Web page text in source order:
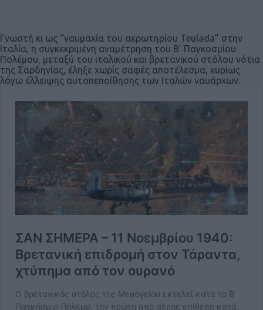
Γνωστή κι ως “ναυμαχία του ακρωτηρίου Teulada” στην
Ιταλία, η συγκεκριμένη αναμέτρηση του Β’ Παγκοσμίου
Πολέμου, μεταξύ του ιταλικού και βρετανικού στόλου νότια
της Σαρδηνίας, έληξε χωρίς σαφές αποτέλεσμα, κυρίως
λόγω έλλειψης αυτοπεποίθησης των Ιταλών ναυάρχων.